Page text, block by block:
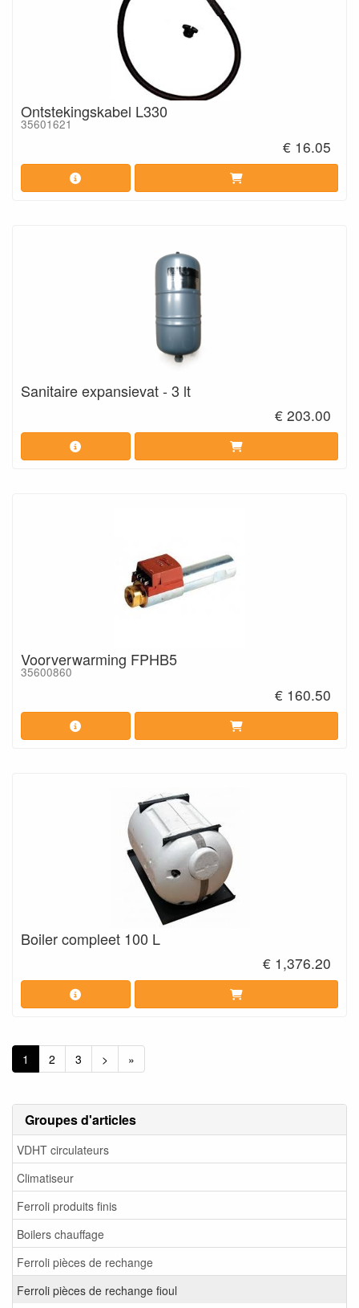
Groupes d'articles
VDHT circulateurs
Climatiseur
Ferroli produits finis
Boilers chauffage
Ferroli pièces de rechange
Ferroli pièces de rechange fioul
Ontstekingskabel L330
35601621
€ 16.05
Sanitaire expansievat - 3 lt
€ 203.00
Voorverwarming FPHB5
35600860
€ 160.50
Boiler compleet 100 L
€ 1,376.20
1 2 3 > »